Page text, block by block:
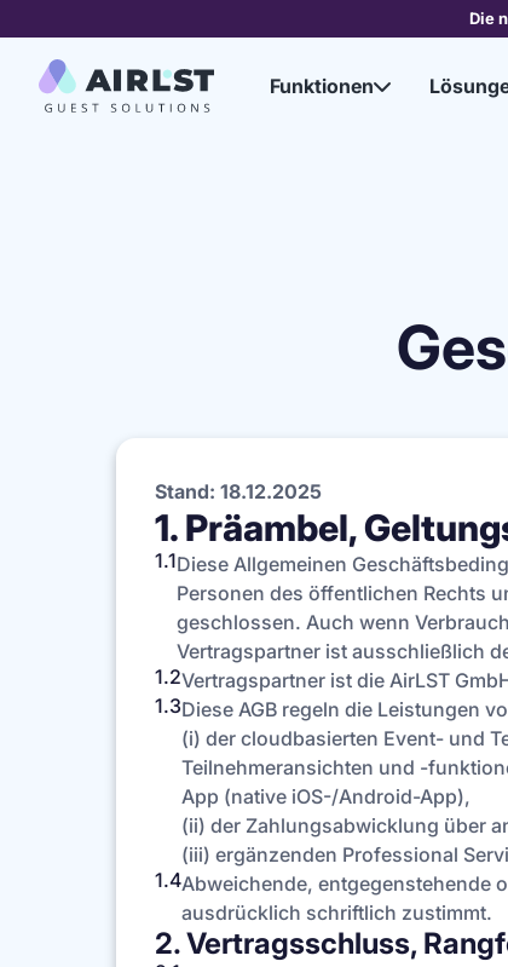
Die
Funktionen
Stand: 18.12.2025
1. Präambel,
1.1Diese Allgemeinen
Personen des öffentlichen Rechts
geschlossen. Auch wenn
Vertragspartner ist ausschließlich
1.2Vertragspartner ist die AirLST
1.3Diese AGB regeln die Leistungen
(i) der cloudbasierten Event- und
Teilnehmeransichten und -
App (native iOS-/Android-App),
(ii) der Zahlungsabwicklung über
(iii) ergänzenden Professional
1.4Abweichende, entgegenstehende
ausdrücklich schriftlich zustimmt.
2. Vertragsschluss,